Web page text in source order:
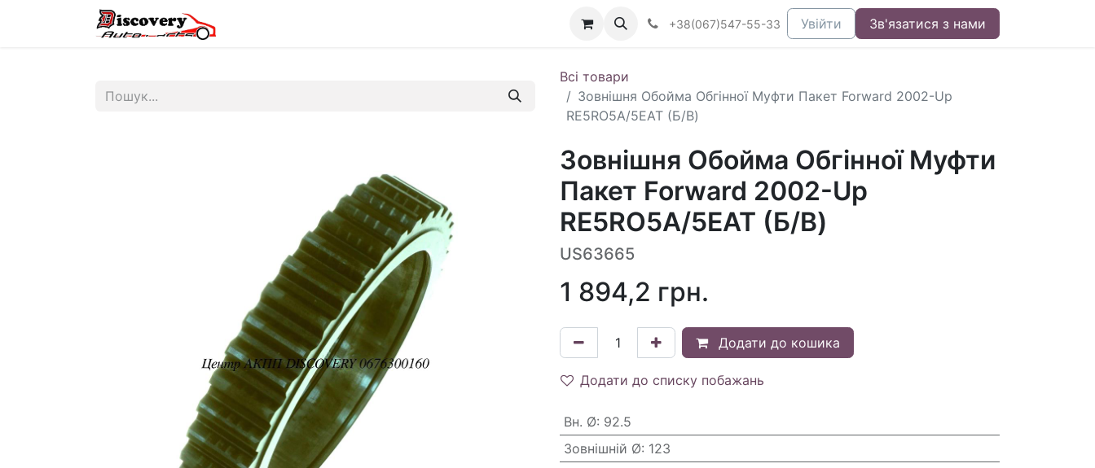
+38(067)547-55-33 Увійти Зв'язатися з нами
Всі товари
Зовнішня Обойма Обгінної Муфти Пакет Forward 2002-Up
RE5RO5A/5EAT (Б/В)
Зовнішня Обойма Обгінної Муфти
Пакет Forward 2002-Up
RE5RO5A/5EAT (Б/В)
US63665
1 894,2 грн.
Додати до кошика
Додати до списку побажань
Вн. Ø: 92.5
Зовнішній Ø: 123